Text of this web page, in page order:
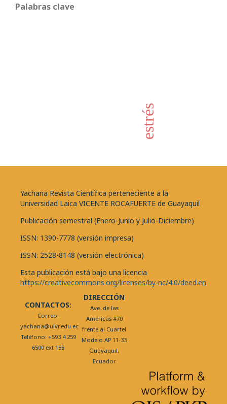
Palabras clave
estrés
Yachana Revista Científica perteneciente a la
Universidad Laica VICENTE ROCAFUERTE de Guayaquil
Publicación semestral (Enero-Junio y Julio-Diciembre)
ISSN: 1390-7778 (versión impresa)
ISSN: 2528-8148 (versión electrónica)
Esta publicación está bajo una licencia
https://creativecommons.org/licenses/by-nc/4.0/deed.en
CONTACTOS:
Correo:
yachana@ulvr.edu.ec
Teléfono: +593 4 259
6500 ext 155
DIRECCIÓN
Ave. de las
Américas #70
frente al Cuartel
Modelo AP 11-33
Guayaquil,
Ecuador